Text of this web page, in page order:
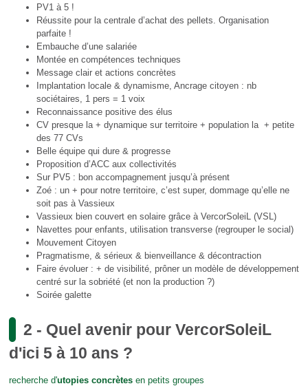
PV1 à 5 !
Réussite pour la centrale d’achat des pellets. Organisation
parfaite !
Embauche d’une salariée
Montée en compétences techniques
Message clair et actions concrètes
Implantation locale & dynamisme, Ancrage citoyen : nb
sociétaires, 1 pers = 1 voix
Reconnaissance positive des élus
CV presque la + dynamique sur territoire + population la + petite
des 77 CVs
Belle équipe qui dure & progresse
Proposition d’ACC aux collectivités
Sur PV5 : bon accompagnement jusqu’à présent
Zoé : un + pour notre territoire, c’est super, dommage qu’elle ne
soit pas à Vassieux
Vassieux bien couvert en solaire grâce à VercorSoleiL (VSL)
Navettes pour enfants, utilisation transverse (regrouper le social)
Mouvement Citoyen
Pragmatisme, & sérieux & bienveillance & décontraction
Faire évoluer : + de visibilité, prôner un modèle de développement
centré sur la sobriété (et non la production ?)
Soirée galette
2 - Quel avenir pour VercorSoleiL
d'ici 5 à 10 ans ?
recherche d'utopies concrètesen petits groupes